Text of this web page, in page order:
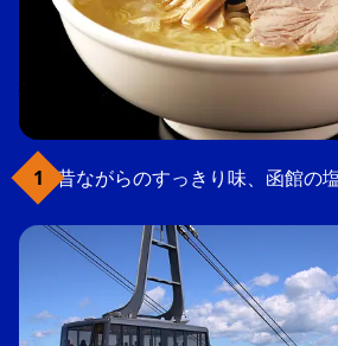
昔ながらのすっきり味、函館の